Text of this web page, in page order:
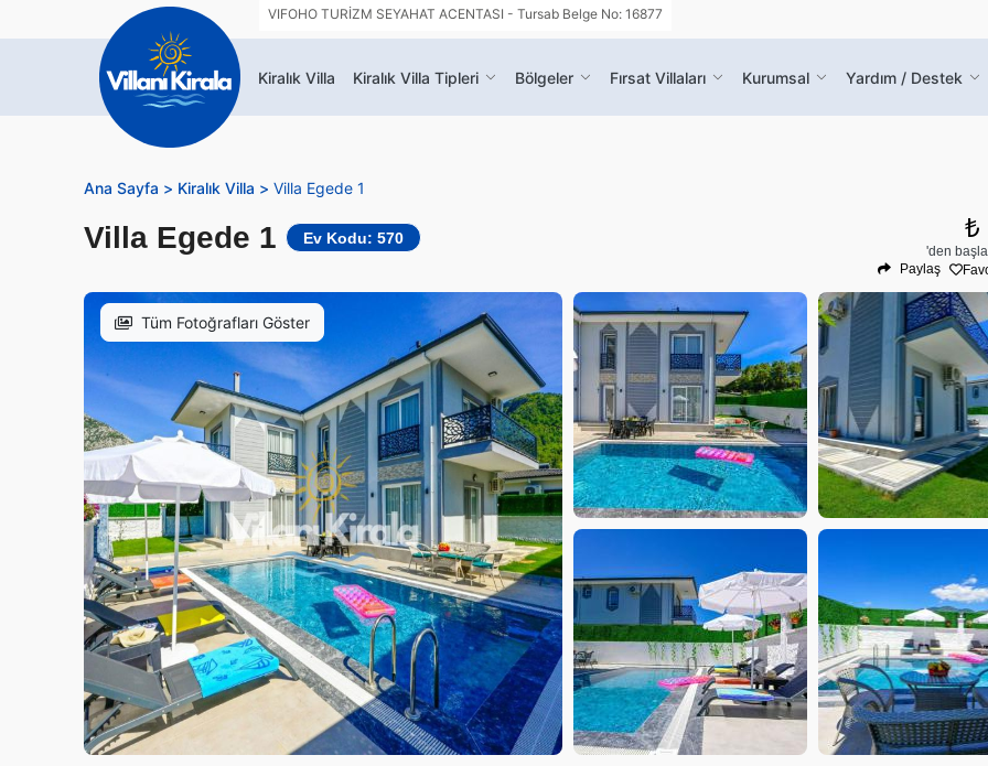
Kiralık Villa Kiralık Villa Tipleri Bölgeler Fırsat Villaları Kurumsal Yardım / Destek
VIFOHO TURİZM SEYAHAT ACENTASI - Tursab Belge No: 16877
Ana Sayfa > Kiralık Villa > Villa Egede 1
Villa Egede 1 Ev Kodu: 570 ₺
'den
Paylaş
Tüm Fotoğrafları Göster